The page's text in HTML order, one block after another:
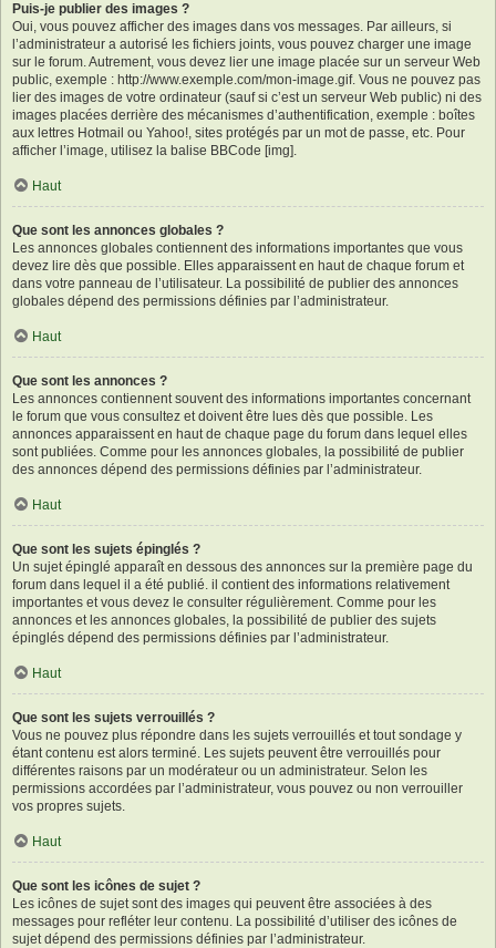
Puis-je publier des images ?
Oui, vous pouvez afficher des images dans vos messages. Par ailleurs, si
l’administrateur a autorisé les fichiers joints, vous pouvez charger une image
sur le forum. Autrement, vous devez lier une image placée sur un serveur Web
public, exemple : http://www.exemple.com/mon-image.gif. Vous ne pouvez pas
lier des images de votre ordinateur (sauf si c’est un serveur Web public) ni des
images placées derrière des mécanismes d’authentification, exemple : boîtes
aux lettres Hotmail ou Yahoo!, sites protégés par un mot de passe, etc. Pour
afficher l’image, utilisez la balise BBCode [img].
Haut
Que sont les annonces globales ?
Les annonces globales contiennent des informations importantes que vous
devez lire dès que possible. Elles apparaissent en haut de chaque forum et
dans votre panneau de l’utilisateur. La possibilité de publier des annonces
globales dépend des permissions définies par l’administrateur.
Haut
Que sont les annonces ?
Les annonces contiennent souvent des informations importantes concernant
le forum que vous consultez et doivent être lues dès que possible. Les
annonces apparaissent en haut de chaque page du forum dans lequel elles
sont publiées. Comme pour les annonces globales, la possibilité de publier
des annonces dépend des permissions définies par l’administrateur.
Haut
Que sont les sujets épinglés ?
Un sujet épinglé apparaît en dessous des annonces sur la première page du
forum dans lequel il a été publié. il contient des informations relativement
importantes et vous devez le consulter régulièrement. Comme pour les
annonces et les annonces globales, la possibilité de publier des sujets
épinglés dépend des permissions définies par l’administrateur.
Haut
Que sont les sujets verrouillés ?
Vous ne pouvez plus répondre dans les sujets verrouillés et tout sondage y
étant contenu est alors terminé. Les sujets peuvent être verrouillés pour
différentes raisons par un modérateur ou un administrateur. Selon les
permissions accordées par l’administrateur, vous pouvez ou non verrouiller
vos propres sujets.
Haut
Que sont les icônes de sujet ?
Les icônes de sujet sont des images qui peuvent être associées à des
messages pour refléter leur contenu. La possibilité d’utiliser des icônes de
sujet dépend des permissions définies par l’administrateur.